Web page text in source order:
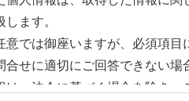
ます。
意では御座いますが、必須項目
合せに適切にご回答できない場
は、法令に基づく場合を除き、